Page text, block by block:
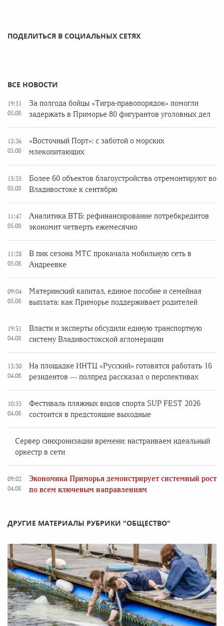
ПОДЕЛИТЬСЯ В СОЦИАЛЬНЫХ СЕТЯХ
ВСЕ НОВОСТИ
19:51
05.08
За полгода бойцы «Тигра-правопорядок» помогли
задержать в Приморье 80 фигурантов уголовных дел
13:36
05.08
«Восточный Порт»: с заботой о морских
млекопитающих
13:35
05.08
Более 60 объектов благоустройства отремонтируют во
Владивостоке к сентябрю
11:47
05.08
Аналитика ВТБ: рефинансирование потребкредитов
экономит четверть ежемесячно
11:28
05.08
В пик сезона МТС прокачала мобильную сеть в
Андреевке
09:04
05.08
Материнский капитал, единое пособие и семейная
выплата: как Приморье поддерживает родителей
19:31
04.08
Власти и эксперты обсудили единую транспортную
систему Владивостокской агломерации
13:30
04.08
На площадке ИНТЦ «Русский» готовятся работать 16
резидентов — полпред рассказал о перспективах
10:55
04.08
Фестиваль пляжных видов спорта SUP FEST 2026
состоится в предстоящие выходные
Сервер синхронизации времени: настраиваем идеальный
оркестр в сети
09:02
04.08
Экономика Приморья демонстрирует системный рост
по всем ключевым направлениям
ДРУГИЕ МАТЕРИАЛЫ РУБРИКИ "ОБЩЕСТВО"